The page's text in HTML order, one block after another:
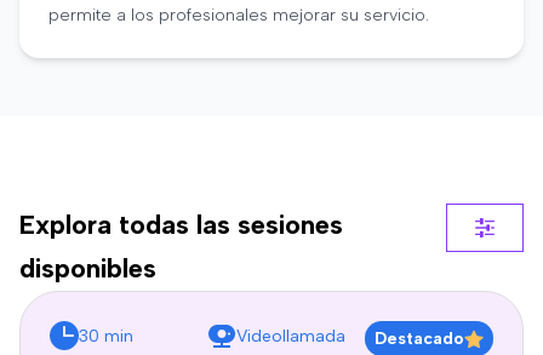
permite a los profesionales mejorar su servicio.
Explora todas las sesiones
disponibles
30 min Videollamada Destacado